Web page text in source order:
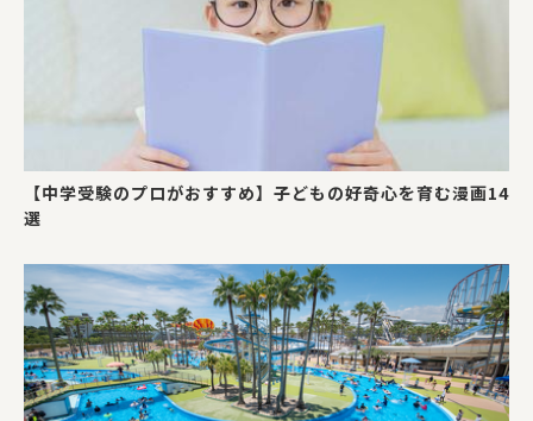
【中学受験のプロがおすすめ】子どもの好奇心を育む漫画14
選